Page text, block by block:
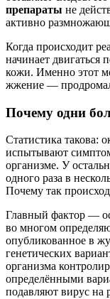
препараты не
активно
Когда происходит
начинает двигаться
кожи. Именно этот
жжение —
Почему одни
Статистика такова:
испытывают
организме. У
одного раза в
Почему так
Главный фактор —
во многом
опубликованное в
генетических
организма
определёнными
подавляют вирус на